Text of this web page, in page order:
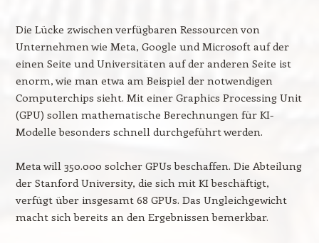
Die Lücke zwischen verfügbaren Ressourcen von
Unternehmen wie Meta, Google und Microsoft auf der
einen Seite und Universitäten auf der anderen Seite ist
enorm, wie man etwa am Beispiel der notwendigen
Computerchips sieht. Mit einer Graphics Processing Unit
(GPU) sollen mathematische Berechnungen für KI-
Modelle besonders schnell durchgeführt werden.
Meta will 350.000 solcher GPUs beschaffen. Die Abteilung
der Stanford University, die sich mit KI beschäftigt,
verfügt über insgesamt 68 GPUs. Das Ungleichgewicht
macht sich bereits an den Ergebnissen bemerkbar.